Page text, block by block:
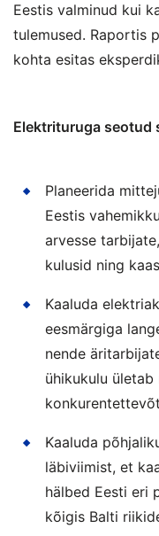
Eestis valminud kui
tulemused. Raportis
kohta esitas
Elektrituruga seotud
Planeerida
Eestis
arvesse
kulusid ning
Kaaluda
eesmärgiga
nende
ühikukulu
Kaaluda
läbiviimist, et
hälbed Eesti eri
kõigis Balti